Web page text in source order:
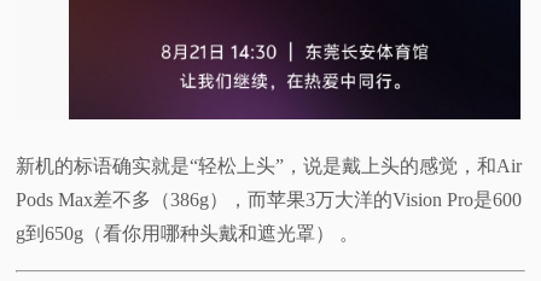
新机的标语确实就是“轻松上头”，说是戴上头的感觉，和Air
Pods Max差不多（386g），而苹果3万大洋的Vision Pro是600
g到650g（看你用哪种头戴和遮光罩） 。